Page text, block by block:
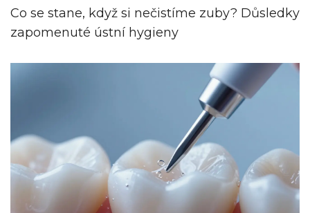
Co se stane, když si nečistíme zuby? Důsledky
zapomenuté ústní hygieny